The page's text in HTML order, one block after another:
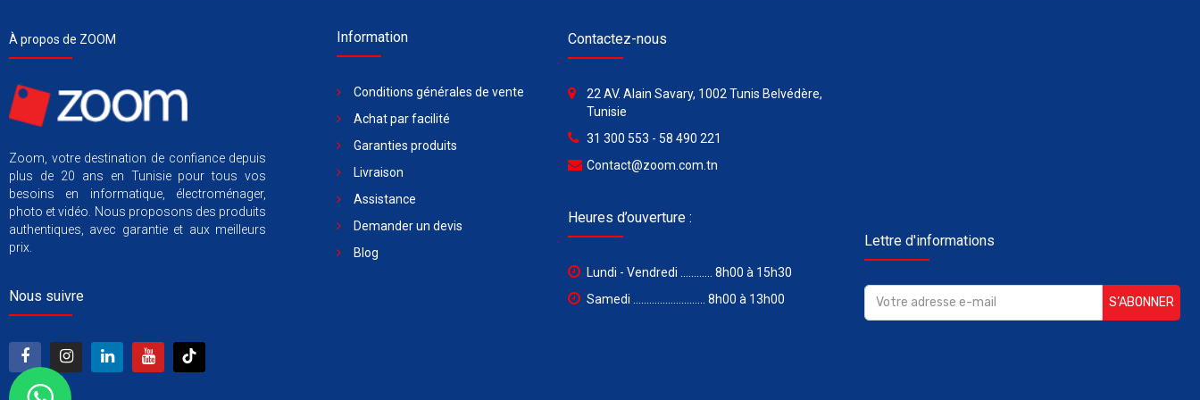
À propos de ZOOM
Zoom, votre destination de confiance depuis
plus de 20 ans en Tunisie pour tous vos
besoins en informatique, électroménager,
photo et vidéo. Nous proposons des produits
authentiques, avec garantie et aux meilleurs
prix.
Nous suivre
Information
Conditions générales de vente
Achat par facilité
Garanties produits
Livraison
Assistance
Demander un devis
Blog
Contactez-nous
22 AV. Alain Savary, 1002 Tunis Belvédère,
Tunisie
31 300 553 - 58 490 221
Contact@zoom.com.tn
Heures d’ouverture :
Lundi - Vendredi ............ 8h00 à 15h30
Samedi ........................... 8h00 à 13h00
Lettre d'informations
S’ABONNER